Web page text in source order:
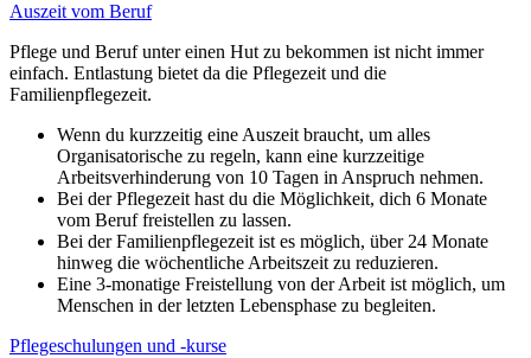
Auszeit vom Beruf
Pflege und Beruf unter einen Hut zu bekommen ist nicht immer
einfach. Entlastung bietet da die Pflegezeit und die
Familienpflegezeit.
Wenn du kurzzeitig eine Auszeit braucht, um alles
Organisatorische zu regeln, kann eine kurzzeitige
Arbeitsverhinderung von 10 Tagen in Anspruch nehmen.
Bei der Pflegezeit hast du die Möglichkeit, dich 6 Monate
vom Beruf freistellen zu lassen.
Bei der Familienpflegezeit ist es möglich, über 24 Monate
hinweg die wöchentliche Arbeitszeit zu reduzieren.
Eine 3-monatige Freistellung von der Arbeit ist möglich, um
Menschen in der letzten Lebensphase zu begleiten.
Pflegeschulungen und -kurse